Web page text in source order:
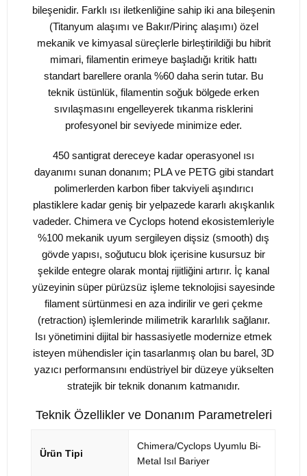
bileşenidir. Farklı ısı iletkenliğine sahip iki ana bileşenin
(Titanyum alaşımı ve Bakır/Pirinç alaşımı) özel
mekanik ve kimyasal süreçlerle birleştirildiği bu hibrit
mimari, filamentin erimeye başladığı kritik hattı
standart barellere oranla %60 daha serin tutar. Bu
teknik üstünlük, filamentin soğuk bölgede erken
sıvılaşmasını engelleyerek tıkanma risklerini
profesyonel bir seviyede minimize eder.
450 santigrat dereceye kadar operasyonel ısı
dayanımı sunan donanım; PLA ve PETG gibi standart
polimerlerden karbon fiber takviyeli aşındırıcı
plastiklere kadar geniş bir yelpazede kararlı akışkanlık
vadeder. Chimera ve Cyclops hotend ekosistemleriyle
%100 mekanik uyum sergileyen dişsiz (smooth) dış
gövde yapısı, soğutucu blok içerisine kusursuz bir
şekilde entegre olarak montaj rijitliğini artırır. İç kanal
yüzeyinin süper pürüzsüz işleme teknolojisi sayesinde
filament sürtünmesi en aza indirilir ve geri çekme
(retraction) işlemlerinde milimetrik kararlılık sağlanır.
Isı yönetimini dijital bir hassasiyetle modernize etmek
isteyen mühendisler için tasarlanmış olan bu barel, 3D
yazıcı performansını endüstriyel bir düzeye yükselten
stratejik bir teknik donanım katmanıdır.
Teknik Özellikler ve Donanım Parametreleri
Ürün Tipi
Chimera/Cyclops Uyumlu Bi-
Metal Isıl Bariyer